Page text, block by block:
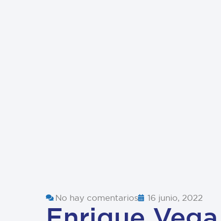
No hay comentarios 16 junio, 2022